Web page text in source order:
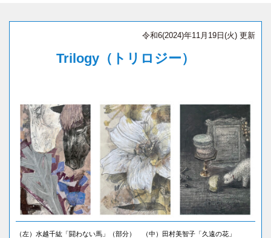
令和6(2024)年11月19日(火) 更新
Trilogy（トリロジー）
（左）水越千紘「闘わない馬」（部分） （中）田村美智子「久遠の花」